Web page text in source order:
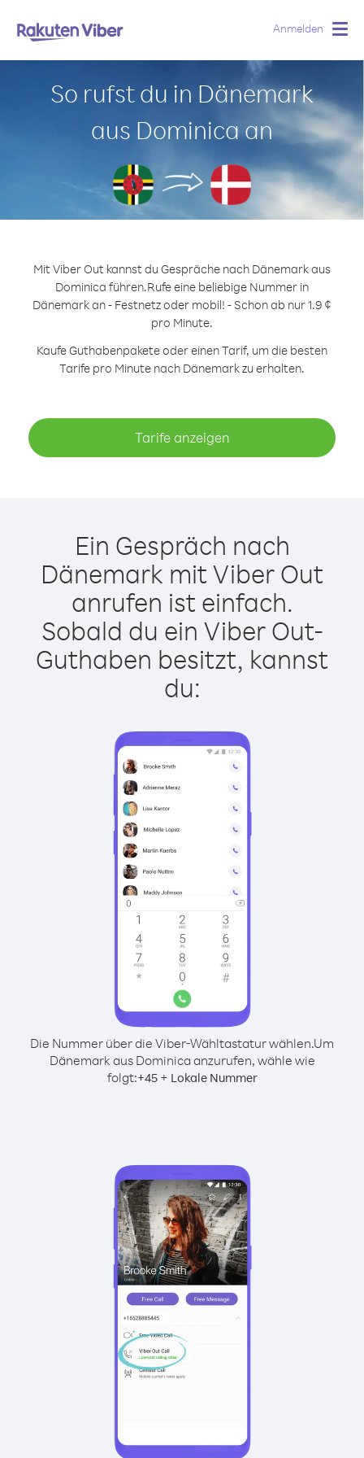
Anmelden
So rufst du in Dänemark
aus Dominica an
Mit Viber Out kannst du Gespräche nach Dänemark aus
Dominica führen.Rufe eine beliebige Nummer in
Dänemark an - Festnetz oder mobil! - Schon ab nur 1.9 ¢
pro Minute.
Kaufe Guthabenpakete oder einen Tarif, um die besten
Tarife pro Minute nach Dänemark zu erhalten.
Tarife anzeigen
Ein Gespräch nach
Dänemark mit Viber Out
anrufen ist einfach.
Sobald du ein Viber Out-
Guthaben besitzt, kannst
du:
Die Nummer über die Viber-Wähltastatur wählen.Um
Dänemark aus Dominica anzurufen, wähle wie
folgt:+45+ Lokale Nummer